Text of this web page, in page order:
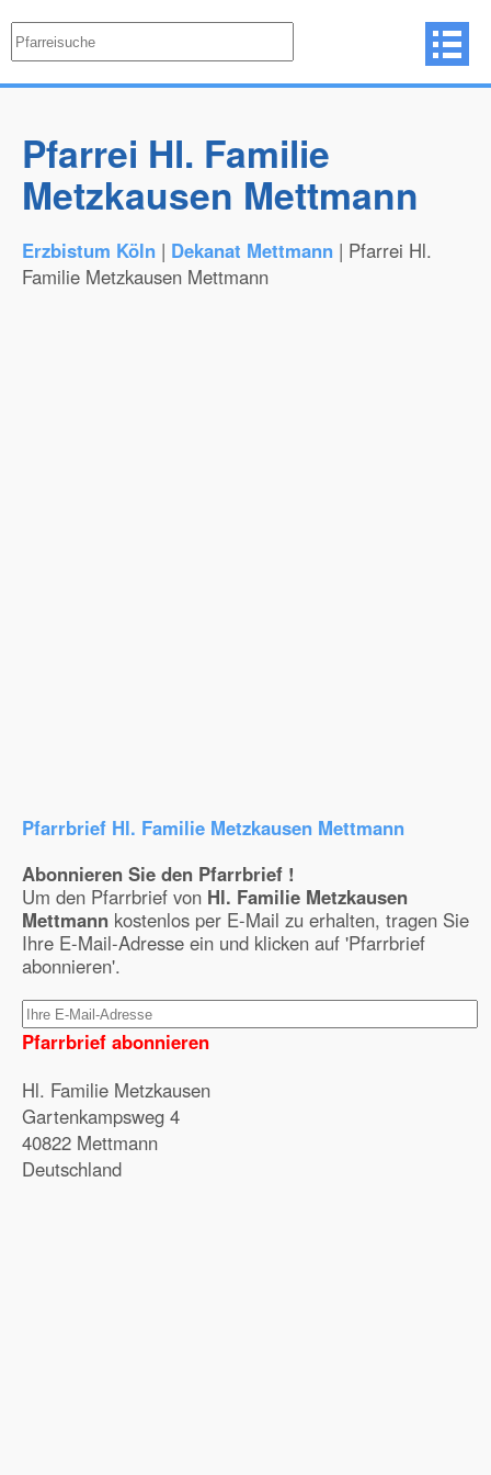
Pfarrei Hl. Familie
Metzkausen Mettmann
Erzbistum Köln | Dekanat Mettmann | Pfarrei Hl.
Familie Metzkausen Mettmann
Pfarrbrief Hl. Familie Metzkausen Mettmann
Abonnieren Sie den Pfarrbrief !
Um den Pfarrbrief von Hl. Familie Metzkausen
Mettmann kostenlos per E-Mail zu erhalten, tragen Sie
Ihre E-Mail-Adresse ein und klicken auf 'Pfarrbrief
abonnieren'.
Pfarrbrief abonnieren
Hl. Familie Metzkausen
Gartenkampsweg 4
40822 Mettmann
Deutschland